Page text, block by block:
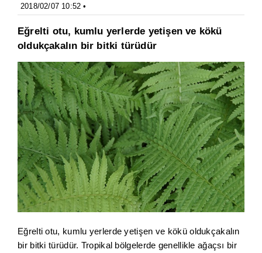
2018/02/07 10:52 •
Eğrelti otu, kumlu yerlerde yetişen ve kökü
oldukçakalın bir bitki türüdür
Eğrelti otu, kumlu yerlerde yetişen ve kökü oldukçakalın
bir bitki türüdür. Tropikal bölgelerde genellikle ağaçsı bir